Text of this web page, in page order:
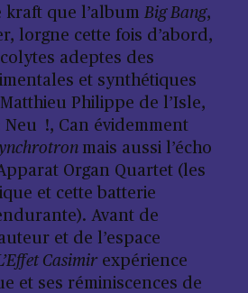
kraft que l’album Big Bang,
lorgne cette fois d’abord,
adeptes des
et synthétiques
Philippe de l’Isle,
!, Can évidemment
mais aussi l’écho
Organ Quartet (les
et cette batterie
Avant de
et de l’espace
Casimir expérience
et ses réminiscences de